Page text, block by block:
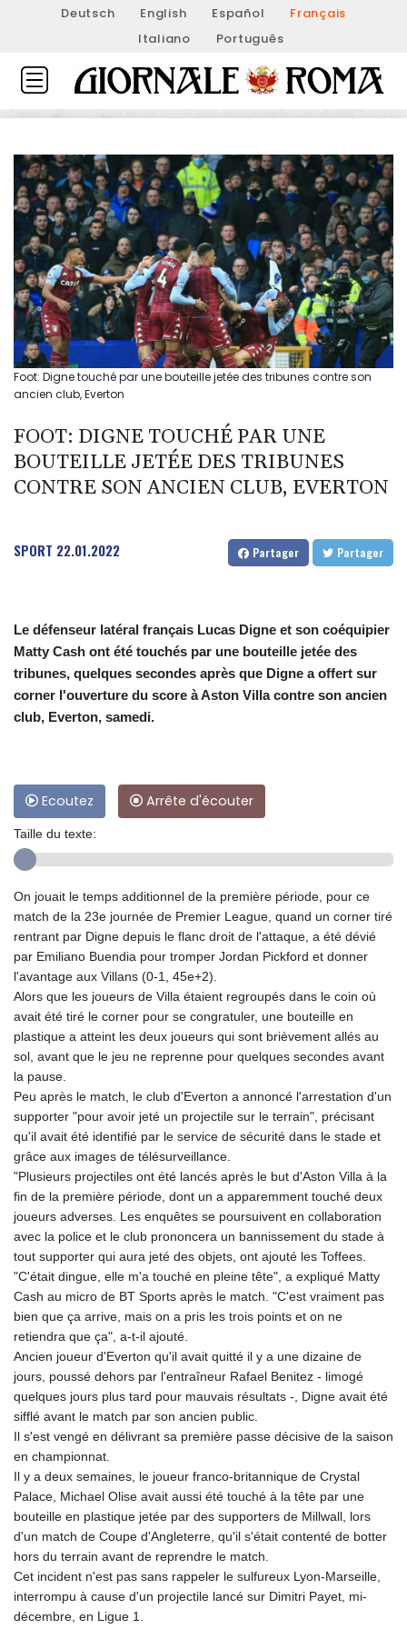
Deutsch English Español
Français
Italiano
Português
Foot: Digne touché par une bouteille jetée des tribunes contre son
ancien club, Everton
FOOT: DIGNE TOUCHÉ PAR UNE
BOUTEILLE JETÉE DES TRIBUNES
CONTRE SON ANCIEN CLUB, EVERTON
SPORT 22.01.2022 Partager Partager
Le défenseur latéral français Lucas Digne et son coéquipier
Matty Cash ont été touchés par une bouteille jetée des
tribunes, quelques secondes après que Digne a offert sur
corner l'ouverture du score à Aston Villa contre son ancien
club, Everton, samedi.
Ecoutez Arrête d'écouter
Taille du texte:
On jouait le temps additionnel de la première période, pour ce
match de la 23e journée de Premier League, quand un corner tiré
rentrant par Digne depuis le flanc droit de l'attaque, a été dévié
par Emiliano Buendia pour tromper Jordan Pickford et donner
l'avantage aux Villans (0-1, 45e+2).
Alors que les joueurs de Villa étaient regroupés dans le coin où
avait été tiré le corner pour se congratuler, une bouteille en
plastique a atteint les deux joueurs qui sont brièvement allés au
sol, avant que le jeu ne reprenne pour quelques secondes avant
la pause.
Peu après le match, le club d'Everton a annoncé l'arrestation d'un
supporter "pour avoir jeté un projectile sur le terrain", précisant
qu'il avait été identifié par le service de sécurité dans le stade et
grâce aux images de télésurveillance.
"Plusieurs projectiles ont été lancés après le but d'Aston Villa à la
fin de la première période, dont un a apparemment touché deux
joueurs adverses. Les enquêtes se poursuivent en collaboration
avec la police et le club prononcera un bannissement du stade à
tout supporter qui aura jeté des objets, ont ajouté les Toffees.
"C'était dingue, elle m'a touché en pleine tête", a expliqué Matty
Cash au micro de BT Sports après le match. "C'est vraiment pas
bien que ça arrive, mais on a pris les trois points et on ne
retiendra que ça", a-t-il ajouté.
Ancien joueur d'Everton qu'il avait quitté il y a une dizaine de
jours, poussé dehors par l'entraîneur Rafael Benitez - limogé
quelques jours plus tard pour mauvais résultats -, Digne avait été
sifflé avant le match par son ancien public.
Il s'est vengé en délivrant sa première passe décisive de la saison
en championnat.
Il y a deux semaines, le joueur franco-britannique de Crystal
Palace, Michael Olise avait aussi été touché à la tête par une
bouteille en plastique jetée par des supporters de Millwall, lors
d'un match de Coupe d'Angleterre, qu'il s'était contenté de botter
hors du terrain avant de reprendre le match.
Cet incident n'est pas sans rappeler le sulfureux Lyon-Marseille,
interrompu à cause d'un projectile lancé sur Dimitri Payet, mi-
décembre, en Ligue 1.